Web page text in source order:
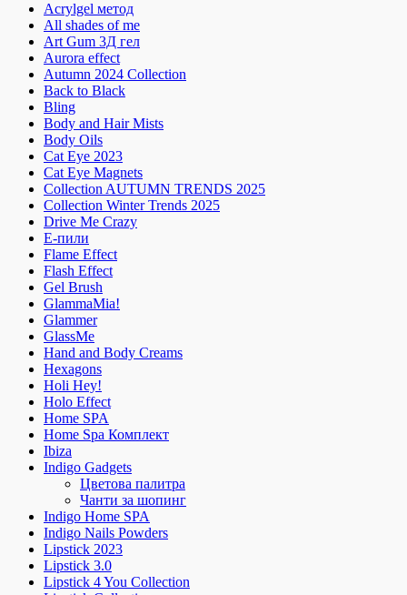
Acrylgel метод
All shades of me
Art Gum 3Д гел
Aurora effect
Autumn 2024 Collection
Back to Black
Bling
Body and Hair Mists
Body Oils
Cat Eye 2023
Cat Eye Magnets
Collection AUTUMN TRENDS 2025
Collection Winter Trends 2025
Drive Me Crazy
E-пили
Flame Effect
Flash Effect
Gel Brush
GlammaMia!
Glammer
GlassMe
Hand and Body Creams
Hexagons
Holi Hey!
Holo Effect
Home SPA
Home Spa Комплект
Ibiza
Indigo Gadgets
Цветова палитра
Чанти за шопинг
Indigo Home SPA
Indigo Nails Powders
Lipstick 2023
Lipstick 3.0
Lipstick 4 You Collection